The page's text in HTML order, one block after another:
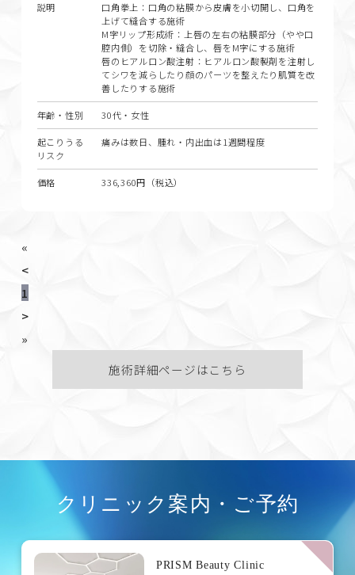
説明
口角拳上：口角の粘膜から皮膚を小切開し、口角を
上げて縫合する施術
M字リップ形成術：上唇の左右の粘膜部分（やや口
腔内側）を切除・縫合し、唇をM字にする施術
唇のヒアルロン酸注射：ヒアルロン酸製剤を注射し
てシワを減らしたり顔のパーツを整えたり肌質を改
善したりする施術
年齢・性別 30代・女性
起こりうる
リスク
痛みは数日、腫れ・内出血は1週間程度
価格 336,360円（税込）
«
<
1
>
»
施術詳細ページはこちら
クリニック案内・ご予約
PRISM Beauty Clinic